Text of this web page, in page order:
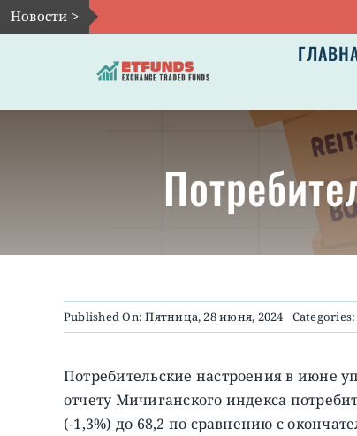
Skip
to
Новости >
Published On: Пятница, 28 июня, 2024
Потребительские настроения в июне
отчету Мичиганского индекса
(-1,3%) до 68,2 по сравнению с